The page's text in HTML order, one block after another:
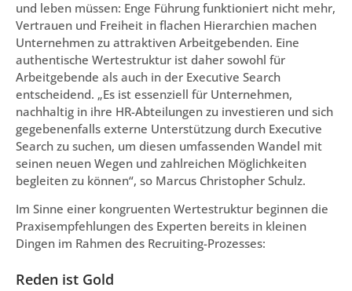
und leben müssen: Enge Führung funktioniert nicht mehr,
Vertrauen und Freiheit in flachen Hierarchien machen
Unternehmen zu attraktiven Arbeitgebenden. Eine
authentische Wertestruktur ist daher sowohl für
Arbeitgebende als auch in der Executive Search
entscheidend. „Es ist essenziell für Unternehmen,
nachhaltig in ihre HR-Abteilungen zu investieren und sich
gegebenenfalls externe Unterstützung durch Executive
Search zu suchen, um diesen umfassenden Wandel mit
seinen neuen Wegen und zahlreichen Möglichkeiten
begleiten zu können“, so Marcus Christopher Schulz.
Im Sinne einer kongruenten Wertestruktur beginnen die
Praxisempfehlungen des Experten bereits in kleinen
Dingen im Rahmen des Recruiting-Prozesses:
Reden ist Gold